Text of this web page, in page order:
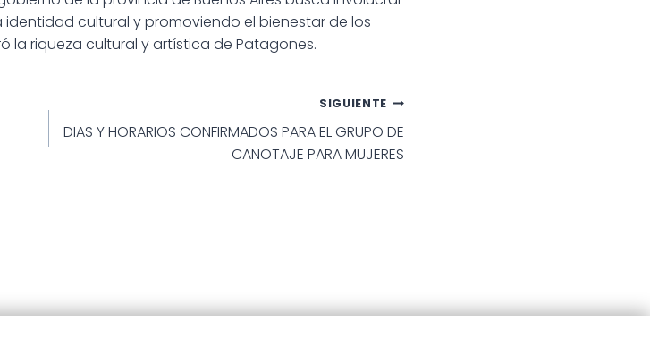
cultural y promoviendo el bienestar de los
la riqueza cultural y artística de Patagones.
SIGUIENTE
DIAS Y HORARIOS CONFIRMADOS PARA EL GRUPO DE
CANOTAJE PARA MUJERES